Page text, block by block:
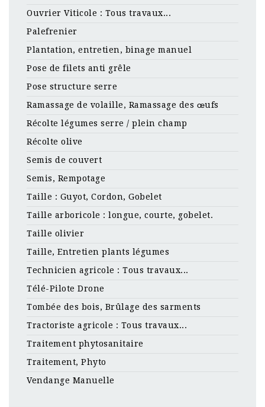
Ouvrier Viticole : Tous travaux...
Palefrenier
Plantation, entretien, binage manuel
Pose de filets anti grêle
Pose structure serre
Ramassage de volaille, Ramassage des œufs
Récolte légumes serre / plein champ
Récolte olive
Semis de couvert
Semis, Rempotage
Taille : Guyot, Cordon, Gobelet
Taille arboricole : longue, courte, gobelet.
Taille olivier
Taille, Entretien plants légumes
Technicien agricole : Tous travaux...
Télé-Pilote Drone
Tombée des bois, Brûlage des sarments
Tractoriste agricole : Tous travaux...
Traitement phytosanitaire
Traitement, Phyto
Vendange Manuelle